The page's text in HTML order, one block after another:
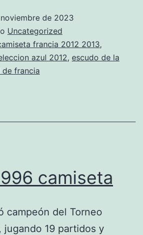
mujer
de 2023
Uncategorized
francia 2012 2013,
azul 2012, escudo de la
francia
camiseta
campeón del Torneo
19 partidos y